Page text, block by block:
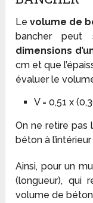
Levolume de
bancher peut
dimensions
cm et que
évaluer le
V = 0,51 x
On ne retire pas
béton à
Ainsi, pour un
(longueur), qui
volume de